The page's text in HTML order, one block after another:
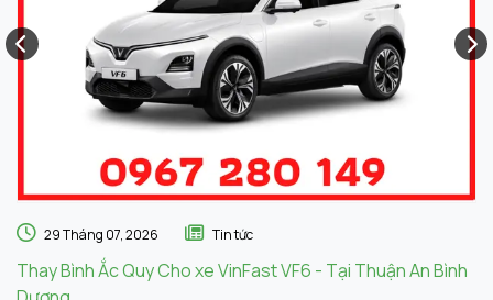
29 Tháng 07, 2026 Tin tức
Thay Bình Ắc Quy Cho xe VinFast VF6 - Tại Thuận An Bình